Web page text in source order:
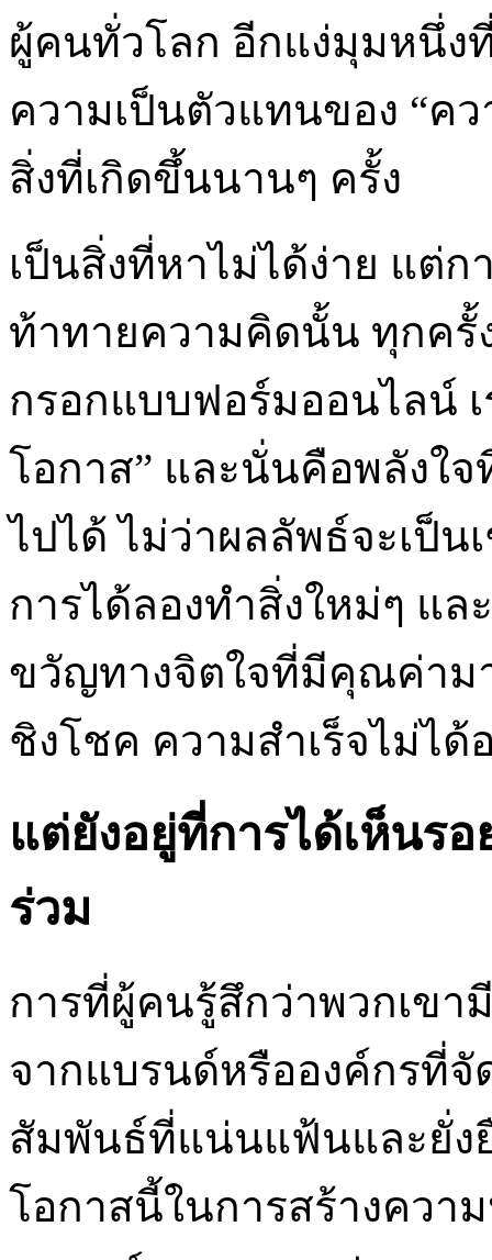
ผู้คนทั่วโลก อีกแง่มุมหนึ่ง
ความเป็นตัวแทนของ “ค
สิ่งที่เกิดขึ้นนานๆ ครั้ง
เป็นสิ่งที่หาไม่ได้ง่าย แต่ก
ท้าทายความคิดนั้น ทุกครั้
กรอกแบบฟอร์มออนไลน์
โอกาส” และนั่นคือพลังใจ
ไปได้ ไม่ว่าผลลัพธ์จะเป็
การได้ลองทำสิ่งใหม่ๆ แล
ขวัญทางจิตใจที่มีคุณค่าม
ชิงโชค ความสำเร็จไม่ไ
แต่ยังอยู่ที่การได้เห็นร
ร่วม
การที่ผู้คนรู้สึกว่าพวกเขา
จากแบรนด์หรือองค์กรที่จั
สัมพันธ์ที่แน่นแฟ้นและยั่ง
โอกาสนี้ในการสร้างควา